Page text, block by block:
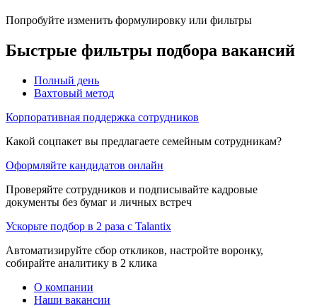
Попробуйте изменить формулировку или фильтры
Быстрые фильтры подбора вакансий
Полный день
Вахтовый метод
Корпоративная поддержка сотрудников
Какой соцпакет вы предлагаете семейным сотрудникам?
Оформляйте кандидатов онлайн
Проверяйте сотрудников и подписывайте кадровые
документы без бумаг и личных встреч
Ускорьте подбор в 2 раза с Talantix
Автоматизируйте сбор откликов, настройте воронку,
собирайте аналитику в 2 клика
О компании
Наши вакансии